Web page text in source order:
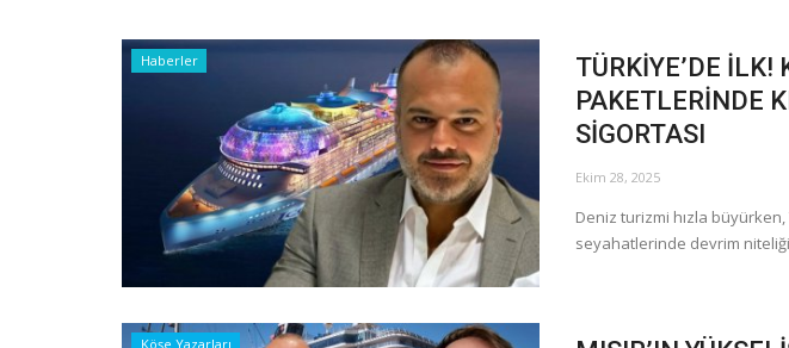
Haberler
TÜRKİYE’DE İLK!
PAKETLERİNDE
SİGORTASI
Ekim 28, 2025
Deniz turizmi hızla
seyahatlerinde devrim
Köşe Yazarları